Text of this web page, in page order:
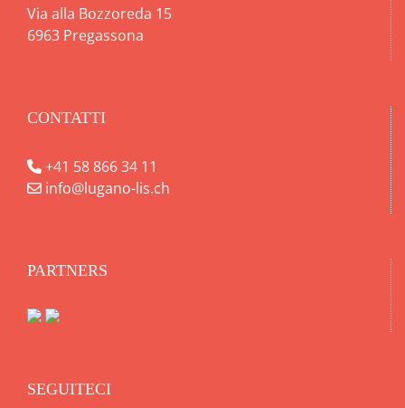
Via alla Bozzoreda 15
6963 Pregassona
CONTATTI
+41 58 866 34 11
info@lugano-lis.ch
PARTNERS
SEGUITECI